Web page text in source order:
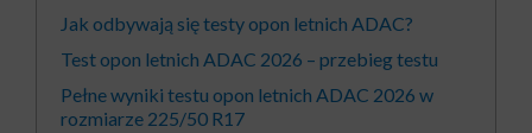
Jak odbywają się testy opon letnich ADAC?
Test opon letnich ADAC 2026 – przebieg testu
Pełne wyniki testu opon letnich ADAC 2026 w
rozmiarze 225/50 R17